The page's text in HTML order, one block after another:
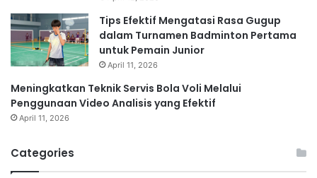
Tips Efektif Mengatasi Rasa Gugup
dalam Turnamen Badminton Pertama
untuk Pemain Junior
April 11, 2026
Meningkatkan Teknik Servis Bola Voli Melalui
Penggunaan Video Analisis yang Efektif
April 11, 2026
Categories